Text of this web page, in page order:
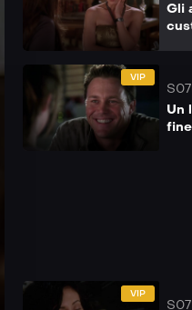
Gli
VIP
Un
fine
VIP